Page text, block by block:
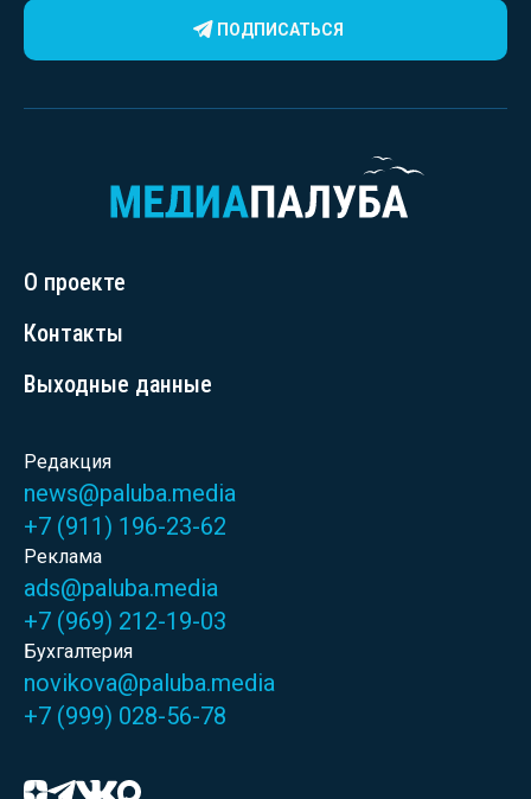
ПОДПИСАТЬСЯ
О проекте
Контакты
Выходные данные
Редакция
news@paluba.media
+7 (911) 196-23-62
Реклама
ads@paluba.media
+7 (969) 212-19-03
Бухгалтерия
novikova@paluba.media
+7 (999) 028-56-78